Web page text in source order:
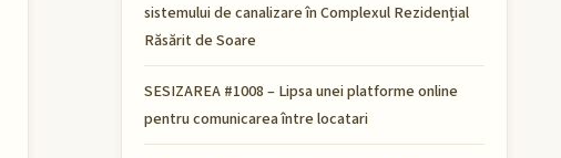
sistemului de canalizare în Complexul Rezidențial
Răsărit de Soare
SESIZAREA #1008 – Lipsa unei platforme online
pentru comunicarea între locatari